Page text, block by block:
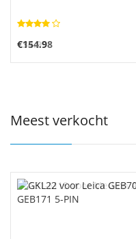
€154.98
€34.99
Meest verkocht